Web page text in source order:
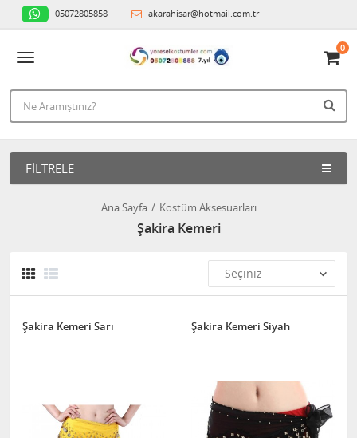
05072805858 akarahisar@hotmail.com.tr
0
FILTRELE
Ana Sayfa Kostüm Aksesuarları
Şakira Kemeri
Şakira Kemeri Sarı Şakira Kemeri Siyah